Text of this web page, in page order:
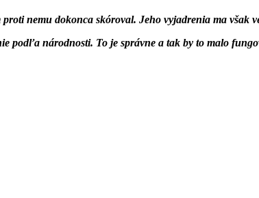
nemu dokonca skóroval. Jeho vyjadrenia ma však
podľa národnosti. To je správne a tak by to malo